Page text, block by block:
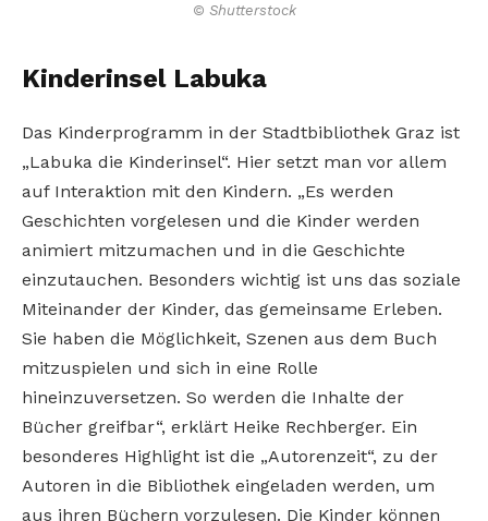
© Shutterstock
Kinderinsel Labuka
Das Kinderprogramm in der Stadtbibliothek Graz ist
„Labuka die Kinderinsel“. Hier setzt man vor allem
auf Interaktion mit den Kindern. „Es werden
Geschichten vorgelesen und die Kinder werden
animiert mitzumachen und in die Geschichte
einzutauchen. Besonders wichtig ist uns das soziale
Miteinander der Kinder, das gemeinsame Erleben.
Sie haben die Möglichkeit, Szenen aus dem Buch
mitzuspielen und sich in eine Rolle
hineinzuversetzen. So werden die Inhalte der
Bücher greifbar“, erklärt Heike Rechberger. Ein
besonderes Highlight ist die „Autorenzeit“, zu der
Autoren in die Bibliothek eingeladen werden, um
aus ihren Büchern vorzulesen. Die Kinder können